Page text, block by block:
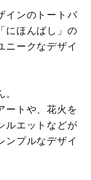
インのトートバ
にほんばし」の
ニークなデザイ
ートや、花火を
ルエットなどが
ンプルなデザイ